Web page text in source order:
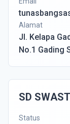
Alamat
Jl. Kelapa
No.1 Gading
SD
Status